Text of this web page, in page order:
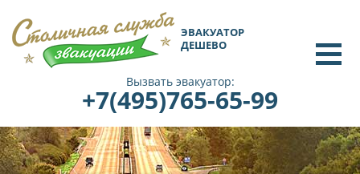
ЭВАКУАТОР
ДЕШЕВО
Вызвать эвакуатор:
+7(495)765-65-99